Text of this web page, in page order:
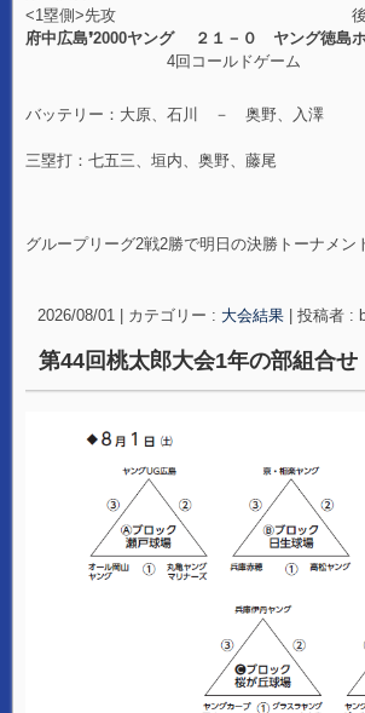
<1塁側>先攻 後攻<3
府中広島❜2000ヤング ２１－０ ヤング徳島
4回コールドゲーム
バッテリー：大原、石川 － 奥野、入澤
三塁打：七五三、垣内、奥野、藤尾
グループリーグ2戦2勝で明日の決勝トーナメン
2026/08/01 カテゴリー : 大会結果 投稿者 :
第44回桃太郎大会1年の部組合せ